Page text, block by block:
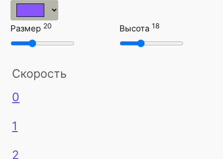
Размер 20 Высота18
Скорость
0
1
2